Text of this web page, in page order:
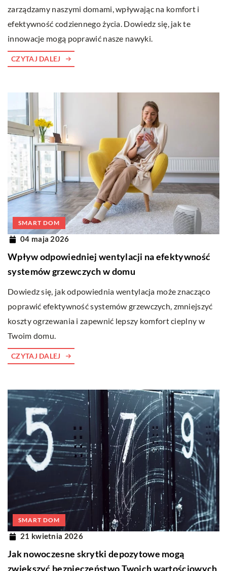
zarządzamy naszymi domami, wpływając na komfort i
efektywność codziennego życia. Dowiedz się, jak te
innowacje mogą poprawić nasze nawyki.
CZYTAJ DALEJ
SMART DOM
04 maja 2026
Wpływ odpowiedniej wentylacji na efektywność
systemów grzewczych w domu
Dowiedz się, jak odpowiednia wentylacja może znacząco
poprawić efektywność systemów grzewczych, zmniejszyć
koszty ogrzewania i zapewnić lepszy komfort cieplny w
Twoim domu.
CZYTAJ DALEJ
SMART DOM
21 kwietnia 2026
Jak nowoczesne skrytki depozytowe mogą
zwiększyć bezpieczeństwo Twoich wartościowych